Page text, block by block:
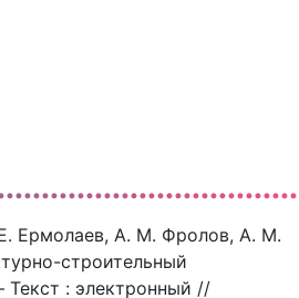
Ермолаев, А. М. Фролов, А. М.
строительный
: электронный //